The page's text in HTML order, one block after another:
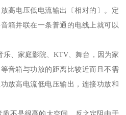
高电压低电流输出〔相对的〕。定
箱并联在一条普通的电线上就可以
乐、家庭影院、KTV、舞台，因为家
音箱与功放的距离比较近而且不需
放高电流低电压输出，连接功放和
不是很高的大空间，反之定阻由于